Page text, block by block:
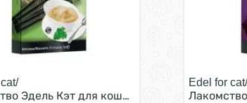
и клюквой (цена за упаковку, Россия)
Эдель Кэт для кошек Крем-суп с
Edel for cat/